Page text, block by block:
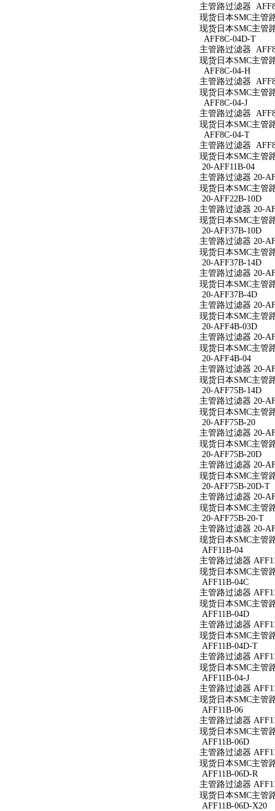
主管路过滤器
现货日本SMC主管
现货日本SMC主管
AFF8C-04D-T
主管路过滤器
现货日本SMC主管
AFF8C-04-H
主管路过滤器
现货日本SMC主管
AFF8C-04-J
主管路过滤器
现货日本SMC主管
AFF8C-04-T
主管路过滤器
现货日本SMC主管
20-AFF11B-04
主管路过滤器 20-
现货日本SMC主管
20-AFF22B-10D
主管路过滤器 20-
现货日本SMC主管
20-AFF37B-10D
主管路过滤器 20-
现货日本SMC主管
20-AFF37B-14D
主管路过滤器 20-
现货日本SMC主管
20-AFF37B-4D
主管路过滤器 20-
现货日本SMC主管
20-AFF4B-03D
主管路过滤器 20-
现货日本SMC主管
20-AFF4B-04
主管路过滤器 20-
现货日本SMC主管
20-AFF75B-14D
主管路过滤器 20-
现货日本SMC主管
20-AFF75B-20
主管路过滤器 20-
现货日本SMC主管
20-AFF75B-20D
主管路过滤器 20-
现货日本SMC主管
20-AFF75B-20D-T
主管路过滤器 20-
现货日本SMC主管
20-AFF75B-20-T
主管路过滤器 20-
现货日本SMC主管
AFF11B-04
主管路过滤器
现货日本SMC主管
AFF11B-04C
主管路过滤器
现货日本SMC主管
AFF11B-04D
主管路过滤器
现货日本SMC主管
AFF11B-04D-T
主管路过滤器
现货日本SMC主管
AFF11B-04-J
主管路过滤器
现货日本SMC主管
AFF11B-06
主管路过滤器
现货日本SMC主管
AFF11B-06D
主管路过滤器
现货日本SMC主管
AFF11B-06D-R
主管路过滤器
现货日本SMC主管
AFF11B-06D-X20